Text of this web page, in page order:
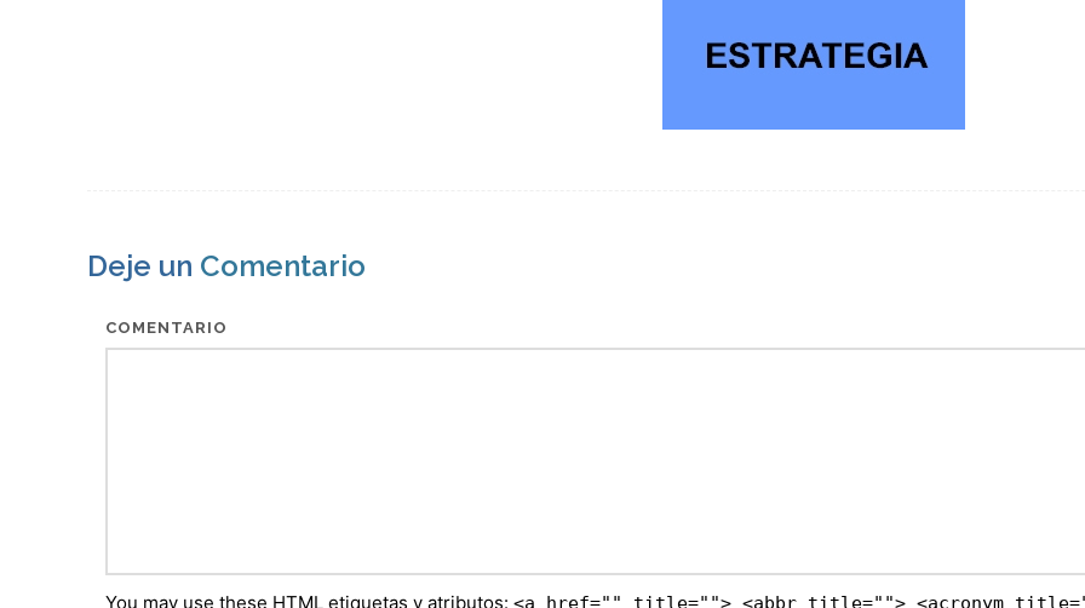
Deje un Comentario
COMENTARIO
You may use these HTML etiquetas y atributos: <a href="" title=""> <abbr title=""> <acronym